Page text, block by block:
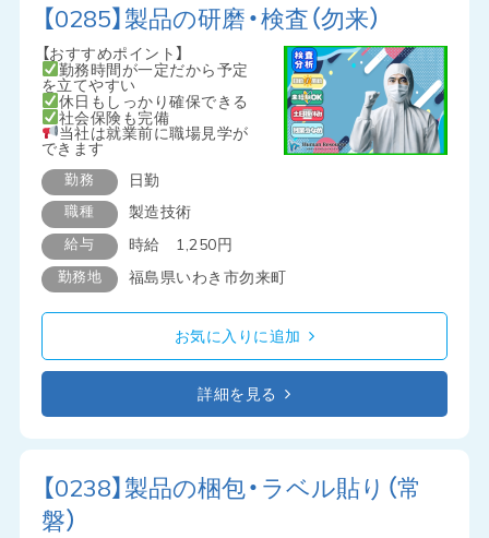
【0285】製品の研磨・検査（勿来）
【おすすめポイント】
勤務時間が一定だから予定
を立てやすい
休日もしっかり確保できる
社会保険も完備
当社は就業前に職場見学が
できます
勤務 日勤
職種 製造技術
給与 時給 1,250円
勤務地 福島県いわき市勿来町
お気に入りに追加
詳細を見る
【0238】製品の梱包・ラベル貼り（常
磐）